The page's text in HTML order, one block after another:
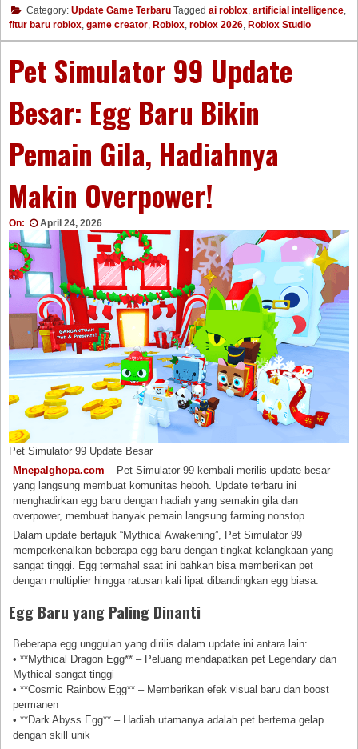
Category: Update Game Terbaru Tagged ai roblox, artificial intelligence,
fitur baru roblox, game creator, Roblox, roblox 2026, Roblox Studio
Pet Simulator 99 Update
Besar: Egg Baru Bikin
Pemain Gila, Hadiahnya
Makin Overpower!
On: April 24, 2026
Pet Simulator 99 Update Besar
Mnepalghopa.com – Pet Simulator 99 kembali merilis update besar
yang langsung membuat komunitas heboh. Update terbaru ini
menghadirkan egg baru dengan hadiah yang semakin gila dan
overpower, membuat banyak pemain langsung farming nonstop.
Dalam update bertajuk “Mythical Awakening”, Pet Simulator 99
memperkenalkan beberapa egg baru dengan tingkat kelangkaan yang
sangat tinggi. Egg termahal saat ini bahkan bisa memberikan pet
dengan multiplier hingga ratusan kali lipat dibandingkan egg biasa.
Egg Baru yang Paling Dinanti
Beberapa egg unggulan yang dirilis dalam update ini antara lain:
• **Mythical Dragon Egg** – Peluang mendapatkan pet Legendary dan
Mythical sangat tinggi
• **Cosmic Rainbow Egg** – Memberikan efek visual baru dan boost
permanen
• **Dark Abyss Egg** – Hadiah utamanya adalah pet bertema gelap
dengan skill unik